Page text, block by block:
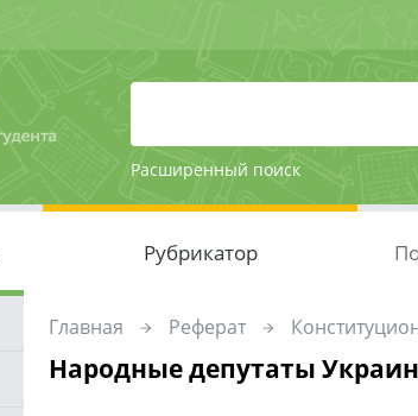
Расширенный поиск
Рубрикатор
Главная Реферат
Народные депутаты